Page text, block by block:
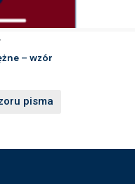
– wzór
pisma